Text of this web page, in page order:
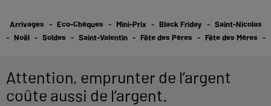
Arrivages Eco-Chèques Mini-Prix Black Friday
Saint-Nicolas
Noël
Soldes Saint-Valentin Fête des Pères Fête des Mères
Attention, emprunter de l’argent
coûte aussi de l’argent.